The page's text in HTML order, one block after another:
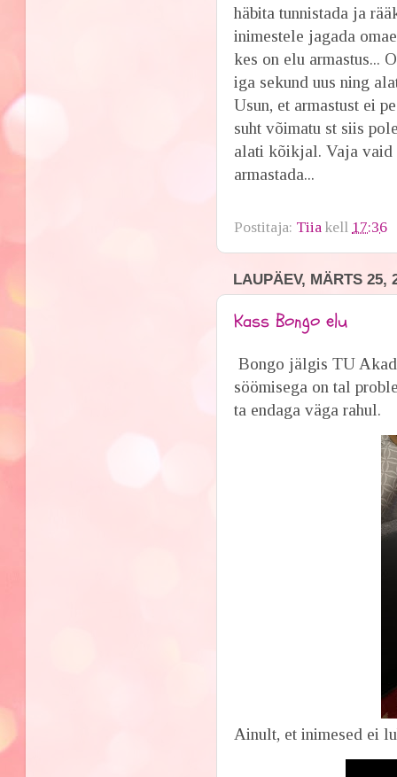
häbita tunnistada ja
inimestele jagada
kes on elu armastus...
iga sekund uus ning
Usun, et armastust ei
suht võimatu st siis
alati kõikjal. Vaja vaid
armastada...
Postitaja: Tiia kell 17:36
LAUPÄEV, MÄRTS 25,
Kass Bongo elu
Bongo jälgis TU
söömisega on tal
ta endaga väga rahul.
Ainult, et inimesed ei